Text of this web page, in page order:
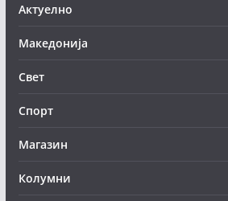
Актуелно
Македонија
Свет
Спорт
Магазин
Колумни